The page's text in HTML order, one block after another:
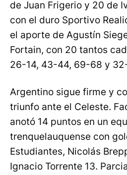
de Juan Frigerio y 20 de
con el duro Sportivo
el aporte de Agustín
Fortain, con 20 tantos
26-14, 43-44, 69-68 y
Argentino sigue firme y
triunfo ante el Celeste.
anotó 14 puntos en un
trenquelauquense con
Estudiantes, Nicolás
Ignacio Torrente 13.